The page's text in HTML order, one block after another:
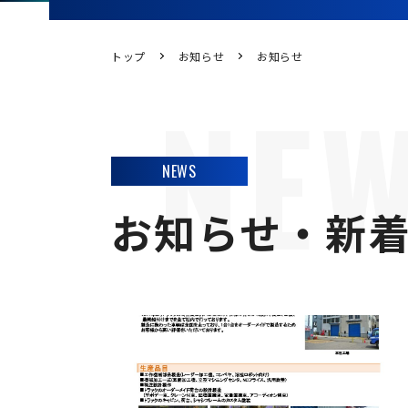
トップ お知らせ お知らせ
NEWS
お知らせ・新